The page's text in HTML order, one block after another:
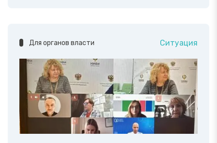
Для органов власти Ситуация